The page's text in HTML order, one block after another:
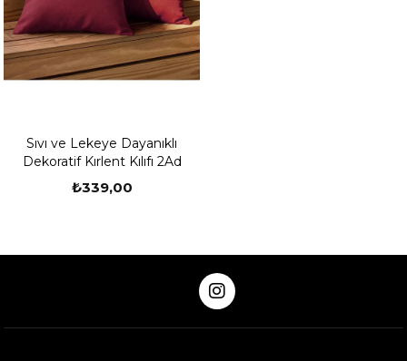
Sıvı ve Lekeye Dayanıklı
Dekoratif Kırlent Kılıfı 2Ad
₺339,00